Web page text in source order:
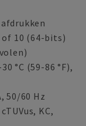
of 10 (64-bits)
°C (59-86 °F),
50/60 Hz
KC,